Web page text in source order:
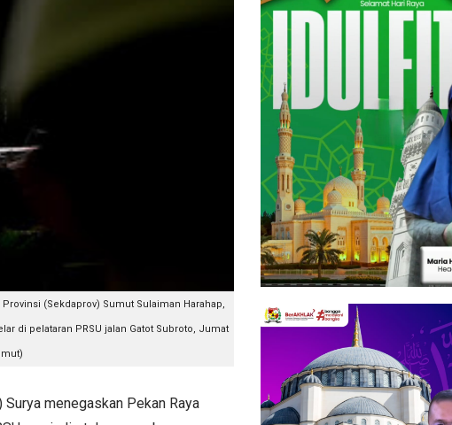
(Sekdaprov) Sumut Sulaiman Harahap,
di pelataran PRSU jalan Gatot Subroto, Jumat
Surya menegaskan Pekan Raya